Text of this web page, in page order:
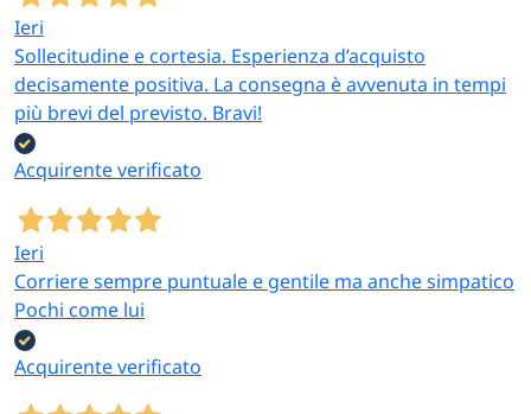
Ieri
Sollecitudine e cortesia. Esperienza d’acquisto
decisamente positiva. La consegna è avvenuta in tempi
più brevi del previsto. Bravi!
Acquirente verificato
Ieri
Corriere sempre puntuale e gentile ma anche simpatico
Pochi come lui
Acquirente verificato